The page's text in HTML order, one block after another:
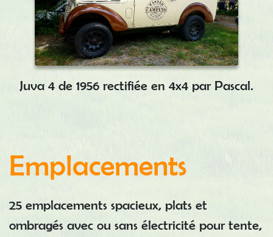
Juva 4 de 1956 rectifiée en 4x4 par Pascal.
Emplacements
25 emplacements spacieux, plats et
ombragés avec ou sans électricité pour tente,